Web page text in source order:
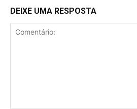
DEIXE UMA RESPOSTA